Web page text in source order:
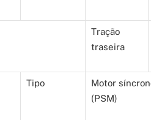
Tração
traseira
Tipo
Motor
(PSM)